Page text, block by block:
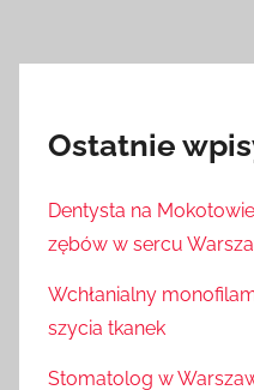
Ostatnie
Dentysta na
zębów w sercu
Wchłanialny
szycia tkanek
Stomatolog w